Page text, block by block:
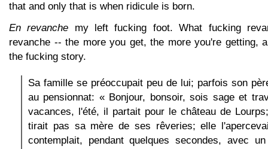
that and only that is when ridicule is born.
En revanche my left fucking foot. What fucking
revanche -- the more you get, the more you're getting,
the fucking story.
Sa famille se préoccupait peu de lui; parfois son
au pensionnat: « Bonjour, bonsoir, sois sage et
vacances, l'été, il partait pour le château de
tirait pas sa mère de ses rêveries; elle
contemplait, pendant quelques secondes, avec